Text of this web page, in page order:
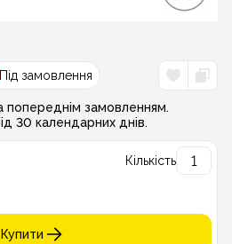
Під замовлення
попереднім замовленням.
30 календарних днів.
Кількість
Купити